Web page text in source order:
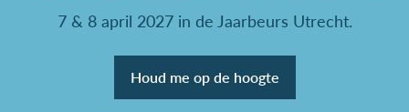
7 & 8 april 2027 in de Jaarbeurs Utrecht.
Houd me op de hoogte